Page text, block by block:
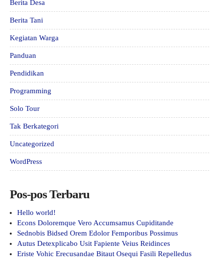
Berita Desa
Berita Tani
Kegiatan Warga
Panduan
Pendidikan
Programming
Solo Tour
Tak Berkategori
Uncategorized
WordPress
Pos-pos Terbaru
Hello world!
Econs Doloremque Vero Accumsamus Cupiditande
Sednobis Bidsed Orem Edolor Femporibus Possimus
Autus Detexplicabo Usit Fapiente Veius Reidinces
Eriste Vohic Erecusandae Bitaut Osequi Fasili Repelledus